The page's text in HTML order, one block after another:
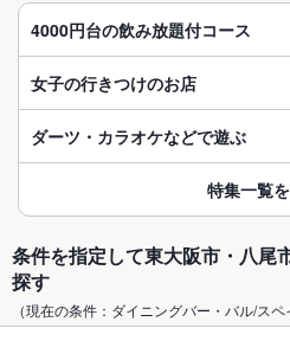
4000円台の飲み放題付コース
女子の行きつけのお店
ダーツ・カラオケなどで遊ぶ
特集一覧
条件を指定して東大阪市・八尾
探す
（現在の条件：ダイニングバー・バル/ス